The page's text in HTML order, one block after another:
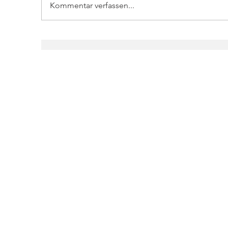
Kommentar verfassen...